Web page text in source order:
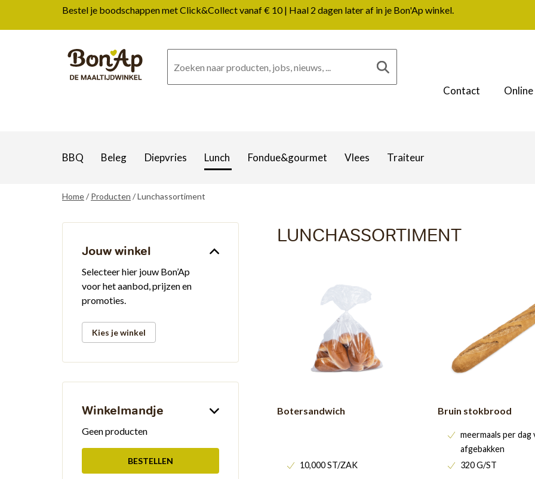
Bestel je boodschappen met Click&Collect vanaf € 10 | Haal 2 dagen later af in je Bon'Ap winkel.
Contact
BBQ Beleg Diepvries Lunch Fondue&gourmet Vlees Traiteur
Home Producten Lunchassortiment
Jouw winkel
Selecteer hier jouw Bon’Ap
voor het aanbod, prijzen en
promoties.
Kies je winkel
Winkelmandje
Geen producten
BESTELLEN
LUNCHASSORTIMENT
Botersandwich
10,000 ST/ZAK
Bruin stokbrood
meermaals per dag
afgebakken
320 G/ST